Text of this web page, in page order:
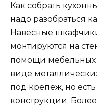
Как собрать
надо разобраться
Навесные
монтируются на
помощи мебельных
виде
под крепеж, но
конструкции.